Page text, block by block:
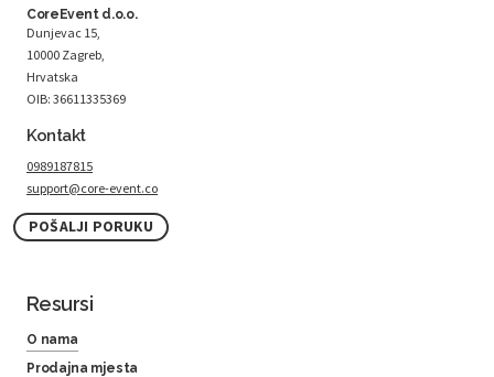
CoreEvent d.o.o.
Dunjevac 15,
10000 Zagreb,
Hrvatska
OIB: 36611335369
Kontakt
0989187815
support@core-event.co
POŠALJI PORUKU
Resursi
O nama
Prodajna mjesta